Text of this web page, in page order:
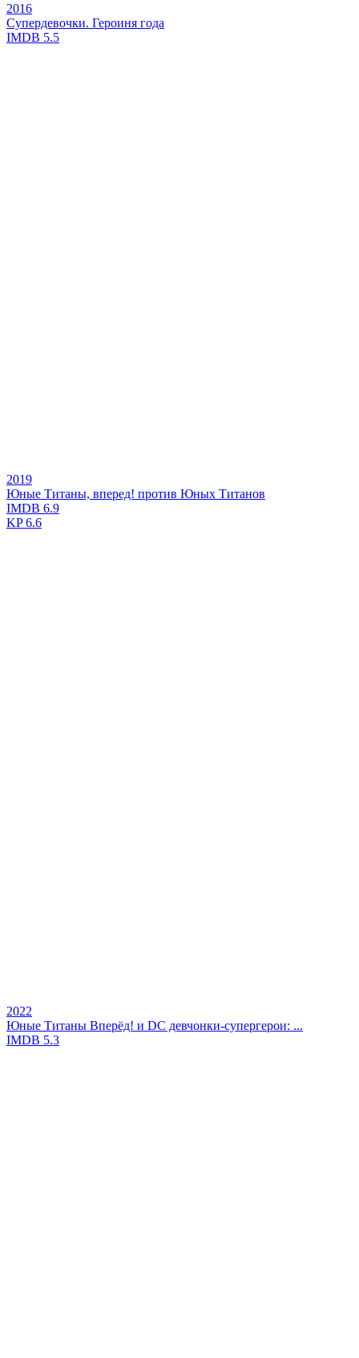
2016
Супердевочки. Героиня года
IMDB 5.5
2019
Юные Титаны, вперед! против Юных Титанов
IMDB 6.9
KP6.6
2022
Юные Титаны Вперёд! и DC девчонки-супергерои: ...
IMDB 5.3